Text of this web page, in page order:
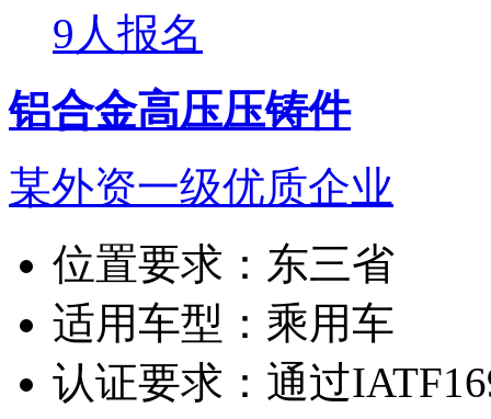
9人报名
铝合金高压压铸件
某外资一级优质企业
位置要求： 东三省
适用车型： 乘用车
认证要求： 通过